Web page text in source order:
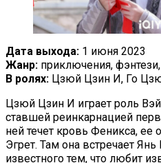
Дата выхода: 1 июня 2023
Жанр: приключения,
В ролях: Цзюй Цзин И, Го
Цзюй Цзин И играет роль
ставшей реинкарнацией
ней течет кровь Феникса,
Эгрет. Там она встречает Янь
известного тем, что любит